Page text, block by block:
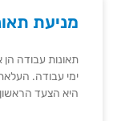
מניעת
תאונות עבודה הן
ימי עבודה.
היא הצעד הראשון